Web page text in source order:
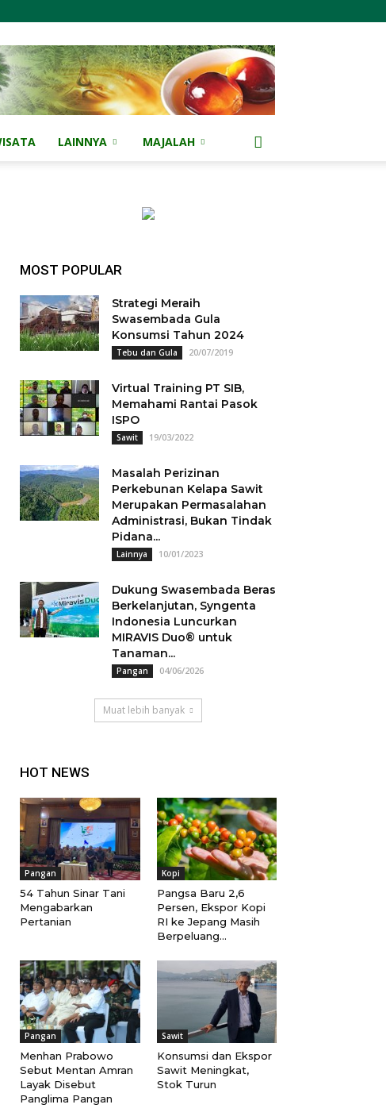
LAINNYA MAJALAH
MOST POPULAR
Strategi Meraih
Swasembada Gula
Konsumsi Tahun 2024
Tebu dan Gula 20/07/2019
Virtual Training PT SIB,
Memahami Rantai Pasok
ISPO
Sawit 19/03/2022
Masalah Perizinan
Perkebunan Kelapa Sawit
Merupakan Permasalahan
Administrasi, Bukan Tindak
Pidana...
Lainnya 10/01/2023
Dukung Swasembada Beras
Berkelanjutan, Syngenta
Indonesia Luncurkan
MIRAVIS Duo® untuk
Tanaman...
Pangan 04/06/2026
Muat lebih banyak
HOT NEWS
Pangan
54 Tahun Sinar Tani
Mengabarkan
Pertanian
Kopi
Pangsa Baru 2,6
Persen, Ekspor Kopi
RI ke Jepang Masih
Berpeluang...
Pangan
Menhan Prabowo
Sebut Mentan Amran
Layak Disebut
Panglima Pangan
Sawit
Konsumsi dan Ekspor
Sawit Meningkat,
Stok Turun